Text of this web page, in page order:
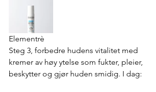
Elementrè
Steg 3, forbedre hudens vitalitet med
kremer av høy ytelse som fukter, pleier,
beskytter og gjør huden smidig. I dag: